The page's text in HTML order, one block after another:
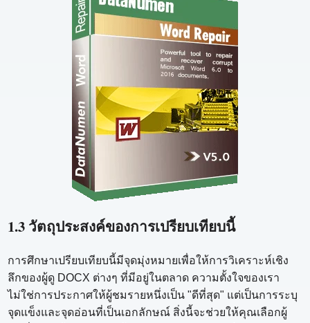
1.3 วัตถุประสงค์ของการเปรียบเทียบนี้
การศึกษาเปรียบเทียบนี้มีจุดมุ่งหมายเพื่อให้การวิเคราะห์เชิง
ลึกของผู้ดู DOCX ต่างๆ ที่มีอยู่ในตลาด ความตั้งใจของเรา
ไม่ใช่การประกาศให้ผู้ชมรายหนึ่งเป็น "ดีที่สุด" แต่เป็นการระบุ
จุดแข็งและจุดอ่อนที่เป็นเอกลักษณ์ สิ่งนี้จะช่วยให้คุณเลือกผู้